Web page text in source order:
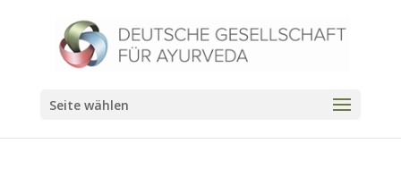
Seite wählen